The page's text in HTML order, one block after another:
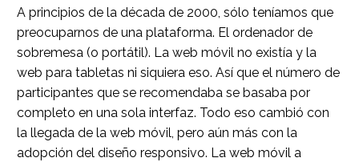
A principios de la década de 2000, sólo teníamos que
preocuparnos de una plataforma. El ordenador de
sobremesa (o portátil). La web móvil no existía y la
web para tabletas ni siquiera eso. Así que el número de
participantes que se recomendaba se basaba por
completo en una sola interfaz. Todo eso cambió con
la llegada de la web móvil, pero aún más con la
adopción del diseño responsivo. La web móvil a